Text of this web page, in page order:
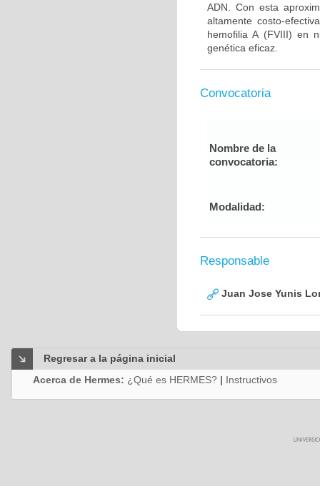
ADN. Con esta
altamente costo-
hemofilia A (FVIII) en
genética eficaz.
Convocatoria
Nombre de la
convocatoria:
Modalidad:
Responsable
Juan Jose Yunis
Regresar a la página inicial
Acerca de Hermes: ¿Qué es HERMES? | Instructivos